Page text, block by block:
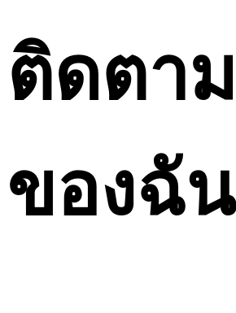
ติดตาม
ของฉัน